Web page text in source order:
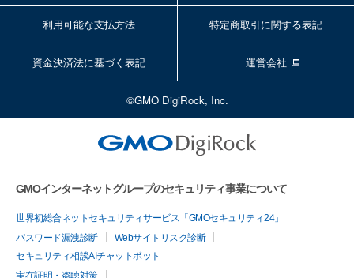
利用可能な支払方法 特定商取引に関する表記
資金決済法に基づく表記 運営会社
©GMO DigiRock, Inc.
GMOインターネットグループのセキュリティ事業について
世界初総合ネットセキュリティサービス「GMOセキュリティ24」
パスワード漏洩診断
Webサイトリスク診断
セキュリティ相談AIチャットボット
実在証明・盗聴対策